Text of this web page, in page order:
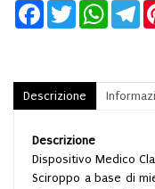
FacebookTwitter WhatsApp
Descrizione
Descrizione
Dispositivo Medico
Sciroppo a base di